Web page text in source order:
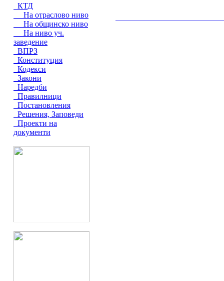
КТД
На отраслово ниво
На общинско ниво
На ниво уч.
заведение
ВПРЗ
Конституция
Кодекси
Закони
Наредби
Правилници
Постановления
Решения, Заповеди
Проекти на
документи